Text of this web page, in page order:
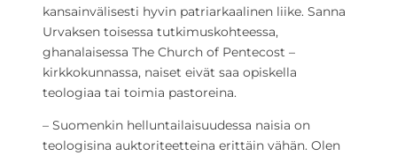
kansainvälisesti hyvin patriarkaalinen liike. Sanna
Urvaksen toisessa tutkimuskohteessa,
ghanalaisessa The Church of Pentecost –
kirkkokunnassa, naiset eivät saa opiskella
teologiaa tai toimia pastoreina.
– Suomenkin helluntailaisuudessa naisia on
teologisina auktoriteetteina erittäin vähän. Olen